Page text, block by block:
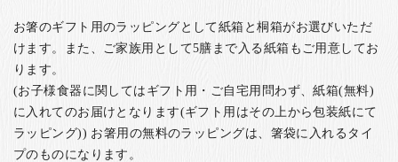
お箸のギフト用のラッピングとして紙箱と桐箱がお選びいただ
けます。また、ご家族用として5膳まで入る紙箱もご用意してお
ります。
(お子様食器に関してはギフト用・ご自宅用問わず、紙箱(無料)
に入れてのお届けとなります(ギフト用はその上から包装紙にて
ラッピング)) お箸用の無料のラッピングは、箸袋に入れるタイ
プのものになります。